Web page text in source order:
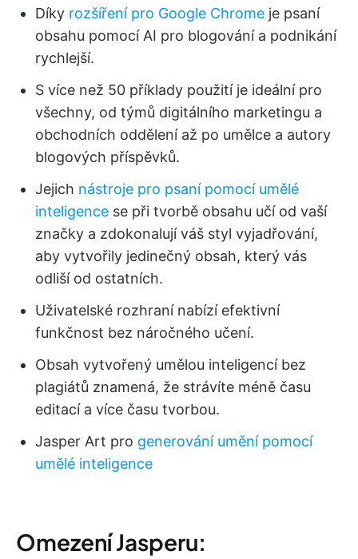
Díky rozšíření pro Google Chrome je psaní
obsahu pomocí AI pro blogování a podnikání
rychlejší.
S více než 50 příklady použití je ideální pro
všechny, od týmů digitálního marketingu a
obchodních oddělení až po umělce a autory
blogových příspěvků.
Jejich nástroje pro psaní pomocí umělé
inteligence se při tvorbě obsahu učí od vaší
značky a zdokonalují váš styl vyjadřování,
aby vytvořily jedinečný obsah, který vás
odliší od ostatních.
Uživatelské rozhraní nabízí efektivní
funkčnost bez náročného učení.
Obsah vytvořený umělou inteligencí bez
plagiátů znamená, že strávíte méně času
editací a více času tvorbou.
Jasper Art pro generování umění pomocí
umělé inteligence
Omezení Jasperu: